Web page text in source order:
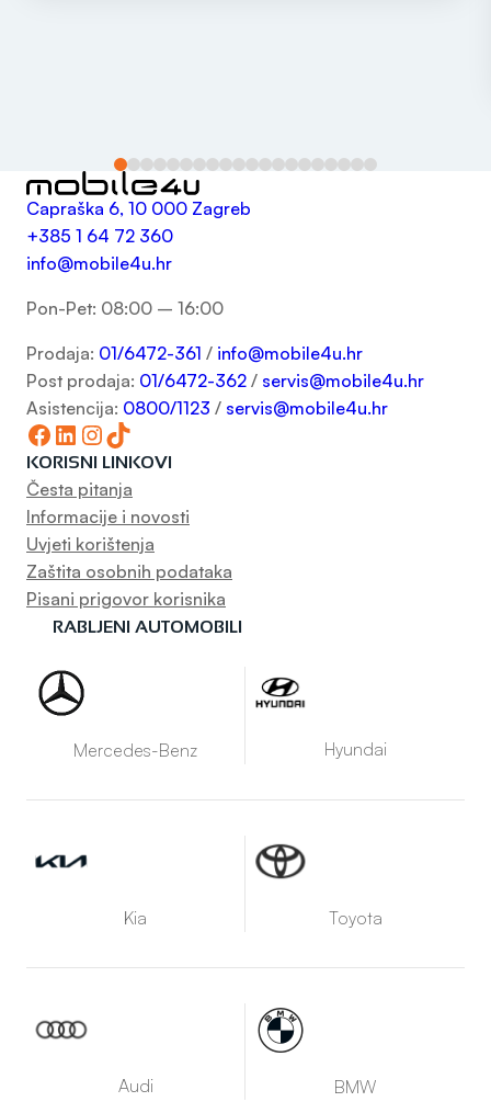
Capraška 6, 10 000 Zagreb
+385 1 64 72 360
info@mobile4u.hr
Pon-Pet: 08:00 – 16:00
Prodaja: 01/6472-361 / info@mobile4u.hr
Post prodaja: 01/6472-362 / servis@mobile4u.hr
Asistencija: 0800/1123 / servis@mobile4u.hr
Facebook LinkedIn InstagramTikTok
KORISNI LINKOVI
Česta pitanja
Informacije i novosti
Uvjeti korištenja
Zaštita osobnih podataka
Pisani prigovor korisnika
RABLJENI AUTOMOBILI
Mercedes-Benz Hyundai
Kia Toyota
Audi BMW